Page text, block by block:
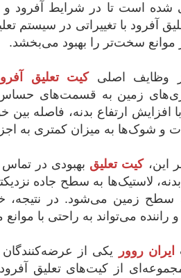
است تا در شرایط آفرود و
آفرود با تغییراتی در سیستم
موانع سخت‌تر را بهبود می‌بخشد.
وظایف اصلیکیت تعلیق
زمین به قسمت‌های حساس
افزایش ارتفاع بدنه، فاصله
و شوک‌ها به میزان کمتری به
این،کیت تعلیق بهبودی در
بدنه، لاستیک‌ها به سطح جاده
سطح زمین می‌شود. در نتیجه،
راننده می‌تواند به راحتی با موانع
ایران روور یکی از
از کیت‌های تعلیق